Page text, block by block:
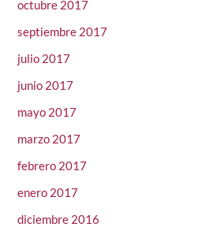
octubre 2017
septiembre 2017
julio 2017
junio 2017
mayo 2017
marzo 2017
febrero 2017
enero 2017
diciembre 2016